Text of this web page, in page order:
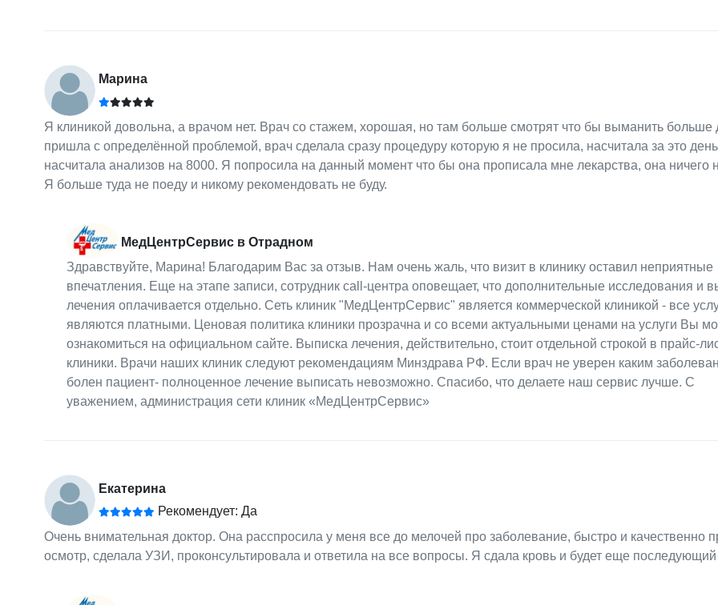
Марина
Я клиникой довольна, а врачом нет. Врач со стажем, хорошая, но там больше смотрят что бы выманить больше
пришла с определённой проблемой, врач сделала сразу процедуру которую я не просила, насчитала за это
насчитала анализов на 8000. Я попросила на данный момент что бы она прописала мне лекарства, она ничего
Я больше туда не поеду и никому рекомендовать не буду.
МедЦентрСервис в Отрадном
Здравствуйте, Марина! Благодарим Вас за отзыв. Нам очень жаль, что визит в клинику оставил неприятные
впечатления. Еще на этапе записи, сотрудник call-центра оповещает, что дополнительные исследования и
лечения оплачивается отдельно. Сеть клиник "МедЦентрСервис" является коммерческой клиникой - все
являются платными. Ценовая политика клиники прозрачна и со всеми актуальными ценами на услуги Вы
ознакомиться на официальном сайте. Выписка лечения, действительно, стоит отдельной строкой в прайс-
клиники. Врачи наших клиник следуют рекомендациям Минздрава РФ. Если врач не уверен каким
болен пациент- полноценное лечение выписать невозможно. Спасибо, что делаете наш сервис лучше. С
уважением, администрация сети клиник «МедЦентрСервис»
Екатерина
Рекомендует: Да
Очень внимательная доктор. Она расспросила у меня все до мелочей про заболевание, быстро и качественно
осмотр, сделала УЗИ, проконсультировала и ответила на все вопросы. Я сдала кровь и будет еще